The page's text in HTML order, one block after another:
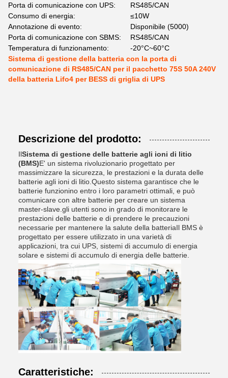
Porta di comunicazione con UPS:
RS485/CAN
Consumo di energia:
≤10W
Annotazione di evento:
Disponibile (5000)
Porta di comunicazione con SBMS:
RS485/CAN
Temperatura di funzionamento:
-20°C~60°C
Sistema di gestione della batteria con la porta di
comunicazione di RS485/CAN per il pacchetto 75S 50A 240V
della batteria Lifo4 per BESS di griglia di UPS
Descrizione del prodotto:
IlSistema di gestione delle batterie agli ioni di litio
(BMS)E' un sistema rivoluzionario progettato per
massimizzare la sicurezza, le prestazioni e la durata delle
batterie agli ioni di litio.Questo sistema garantisce che le
batterie funzionino entro i loro parametri ottimali, e può
comunicare con altre batterie per creare un sistema
master-slave.gli utenti sono in grado di monitorare le
prestazioni delle batterie e di prendere le precauzioni
necessarie per mantenere la salute della batteriaIl BMS è
progettato per essere utilizzato in una varietà di
applicazioni, tra cui UPS, sistemi di accumulo di energia
solare e sistemi di accumulo di energia delle batterie.
Caratteristiche: